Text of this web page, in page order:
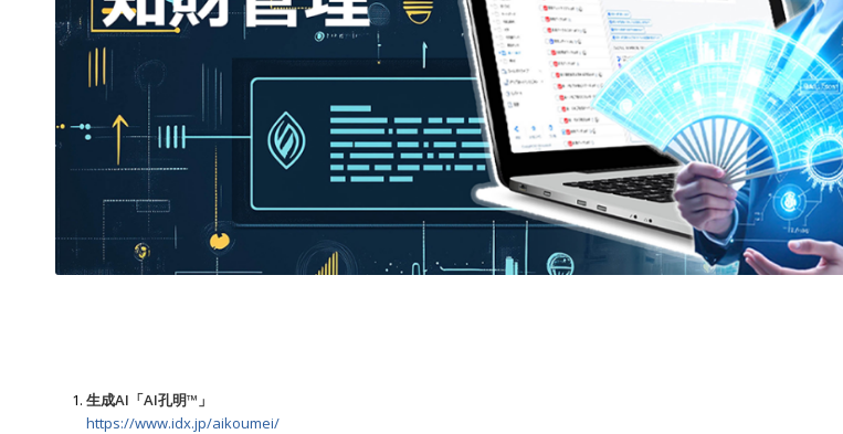
生成AI「AI孔明™」
https://www.idx.jp/aikoumei/